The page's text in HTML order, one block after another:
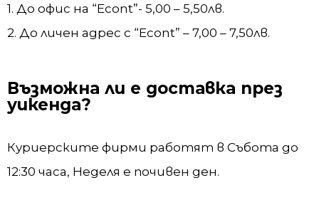
1. До офис на “Econt”- 5,00 – 5,50лв.
2. До личен адрес с “Econt” – 7,00 – 7,50лв.
Възможна ли е доставка през
уикенда?
Куриерските фирми работят в Събота до
12:30 часа, Неделя е почивен ден.